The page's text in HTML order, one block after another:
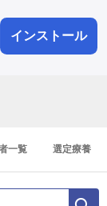
インストール
登録1分
一覧 選定療養